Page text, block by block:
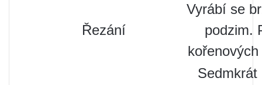
Řezání
Vyrábí se
podzim.
Sedmkrát